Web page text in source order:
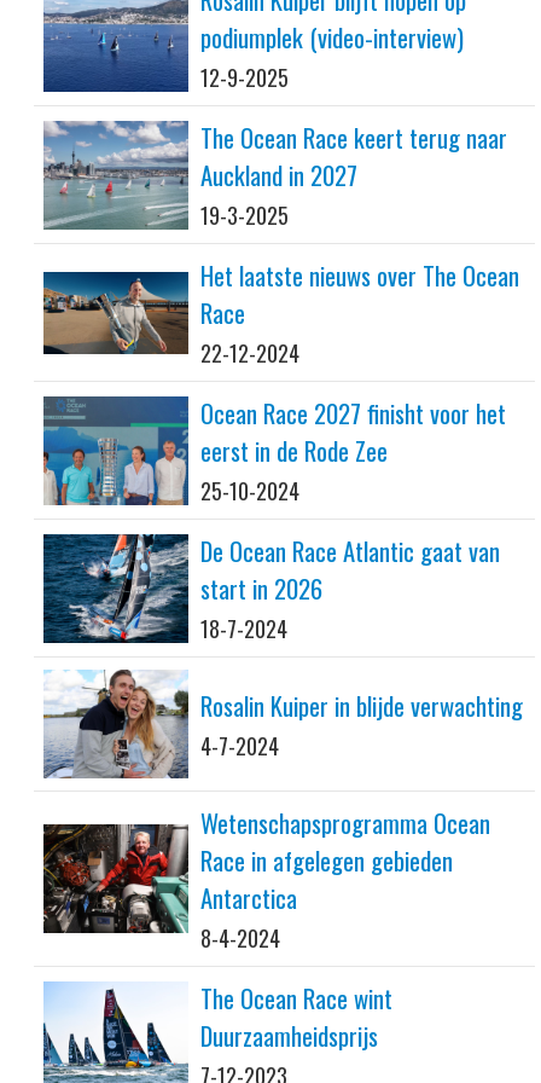
podiumplek (video-interview)
12-9-2025
The Ocean Race keert terug naar
Auckland in 2027
19-3-2025
Het laatste nieuws over The Ocean
Race
22-12-2024
Ocean Race 2027 finisht voor het
eerst in de Rode Zee
25-10-2024
De Ocean Race Atlantic gaat van
start in 2026
18-7-2024
Rosalin Kuiper in blijde verwachting
4-7-2024
Wetenschapsprogramma Ocean
Race in afgelegen gebieden
Antarctica
8-4-2024
The Ocean Race wint
Duurzaamheidsprijs
7-12-2023